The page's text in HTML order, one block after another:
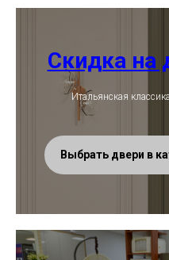
Скидка на
Итальянская
Выбрать двери в